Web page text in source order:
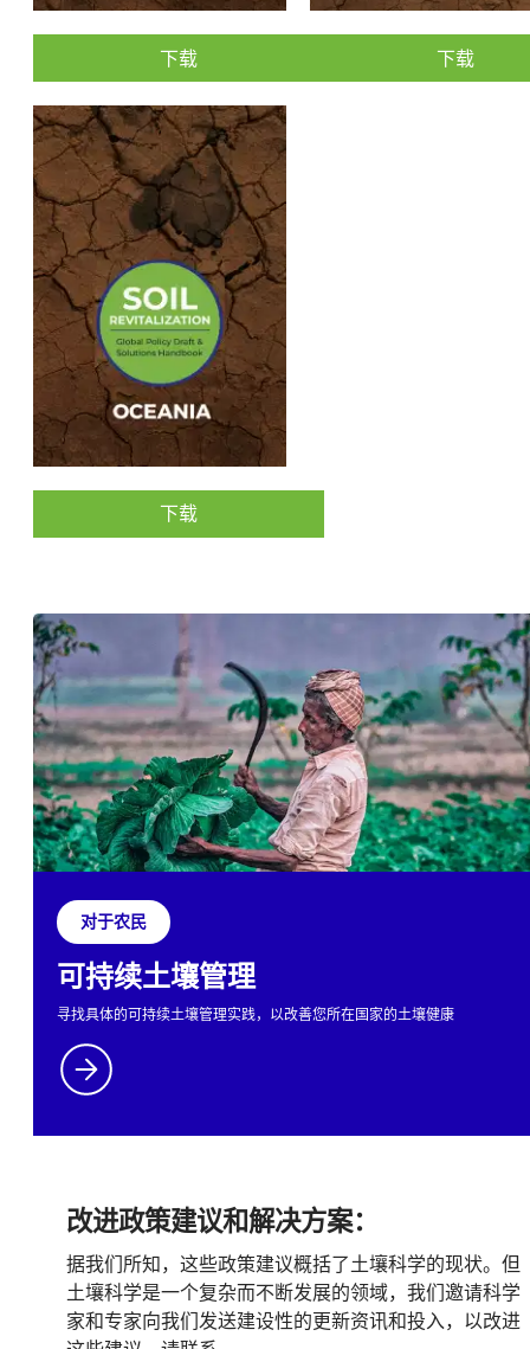
下载 下载
下载
对于农民
可持续土壤管理
寻找具体的可持续土壤管理实践，以改善您所在国家的土壤健康
改进政策建议和解决方案：
据我们所知，这些政策建议概括了土壤科学的现状。但
土壤科学是一个复杂而不断发展的领域，我们邀请科学
家和专家向我们发送建设性的更新资讯和投入，以改进